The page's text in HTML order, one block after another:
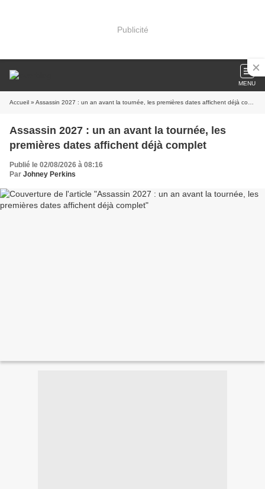
Publicité
MENU
Accueil » Assassin 2027 : un an avant la tournée, les premières dates affichent déjà complet
Assassin 2027 : un an avant la tournée, les
premières dates affichent déjà complet
Publié le 02/08/2026 à 08:16
Par Johney Perkins